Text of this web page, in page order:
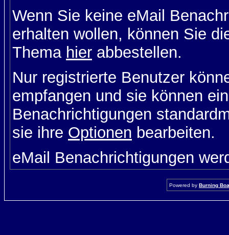
Wenn Sie keine eMail
erhalten wollen, können Sie
Thema hier abbestellen.
Nur registrierte Benutzer
empfangen und sie können
Benachrichtigungen
sie ihre Optionen bearbeiten.
eMail Benachrichtigungen
Powered by Burning